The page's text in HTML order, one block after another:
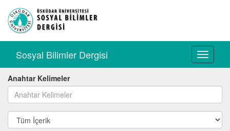
Toggle
Sosyal Bilimler Dergisi
Anahtar Kelimeler